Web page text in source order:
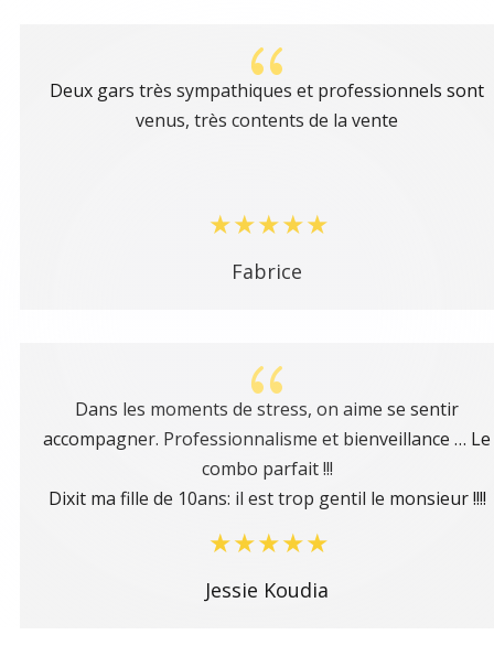
{
Deux gars très sympathiques et professionnels sont
venus, très contents de la vente
Fabrice
{
Dans les moments de stress, on aime se sentir
accompagner. Professionnalisme et bienveillance … Le
combo parfait !!!
Dixit ma fille de 10ans: il est trop gentil le monsieur !!!!
Jessie Koudia